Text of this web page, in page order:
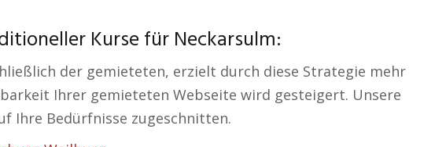
Kurse für Neckarsulm:
der gemieteten, erzielt durch diese Strategie mehr
Ihrer gemieteten Webseite wird gesteigert. Unsere
Ihre Bedürfnisse zugeschnitten.